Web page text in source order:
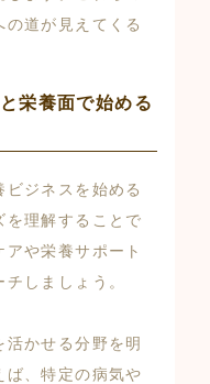
道が見えてくる
栄養面で始める
ジネスを始める
を理解することで
や栄養サポート
しましょう。
活かせる分野を明
ば、特定の病気や